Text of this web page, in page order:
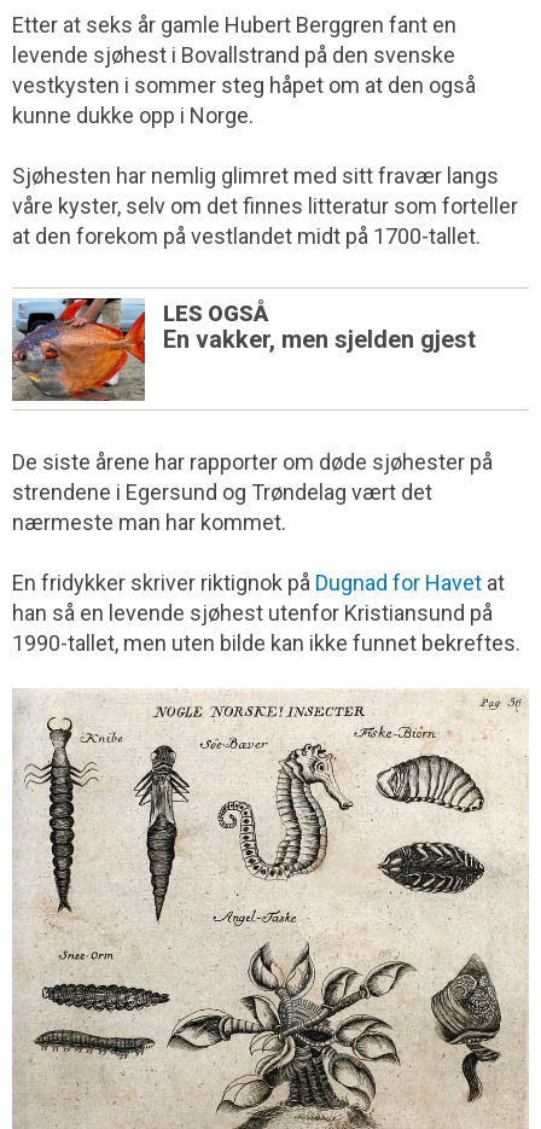
Etter at seks år gamle Hubert Berggren fant en
levende sjøhest i Bovallstrand på den svenske
vestkysten i sommer steg håpet om at den også
kunne dukke opp i Norge.
Sjøhesten har nemlig glimret med sitt fravær langs
våre kyster, selv om det finnes litteratur som forteller
at den forekom på vestlandet midt på 1700-tallet.
LES OGSÅ
En vakker, men sjelden gjest
De siste årene har rapporter om døde sjøhester på
strendene i Egersund og Trøndelag vært det
nærmeste man har kommet.
En fridykker skriver riktignok på Dugnad for Havet at
han så en levende sjøhest utenfor Kristiansund på
1990-tallet, men uten bilde kan ikke funnet bekreftes.